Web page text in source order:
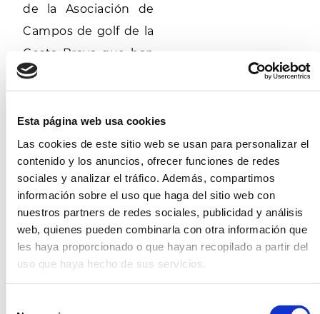
Esta página web usa cookies
Las cookies de este sitio web se usan para personalizar el
contenido y los anuncios, ofrecer funciones de redes
sociales y analizar el tráfico. Además, compartimos
información sobre el uso que haga del sitio web con
nuestros partners de redes sociales, publicidad y análisis
web, quienes pueden combinarla con otra información que
les haya proporcionado o que hayan recopilado a partir del
uso que haya hecho de sus servicios.
de la Asociación de
Campos de golf de la
Costa Brava que han
querido participar
ofreciendo green
fees y estancias en
sus hoteles para el
sorteo.
Nota de prensa